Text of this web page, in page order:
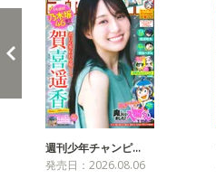
週刊少年チャンピ…
発売日：2026.08.06